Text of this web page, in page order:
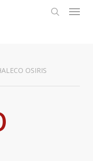
Menu
OSIRIS